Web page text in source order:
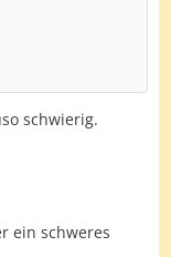
schwierig.
ein schweres